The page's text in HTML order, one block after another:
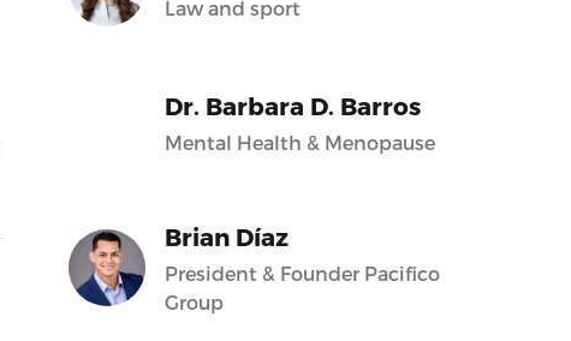
Law and sport
Dr. Barbara D. Barros
Mental Health & Menopause
Brian Díaz
President & Founder Pacifico
Group